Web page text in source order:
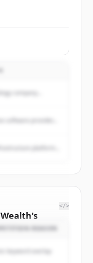
company...
's
.
</>
REASON
keyword overlap